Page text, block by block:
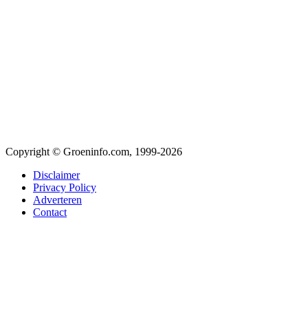
Copyright © Groeninfo.com, 1999-2026
Disclaimer
Privacy Policy
Adverteren
Contact